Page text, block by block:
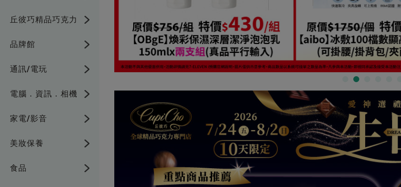
丘彼巧精品巧克力
品牌館
通訊/電玩
電腦．資訊．相機
家電/影音
美妝保養
食品